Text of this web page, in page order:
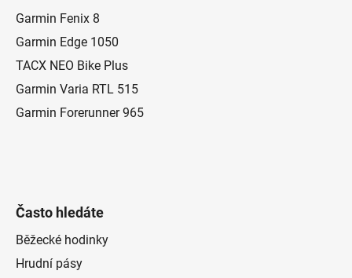
Garmin Fenix 8
Garmin Edge 1050
TACX NEO Bike Plus
Garmin Varia RTL 515
Garmin Forerunner 965
Často hledáte
Běžecké hodinky
Hrudní pásy